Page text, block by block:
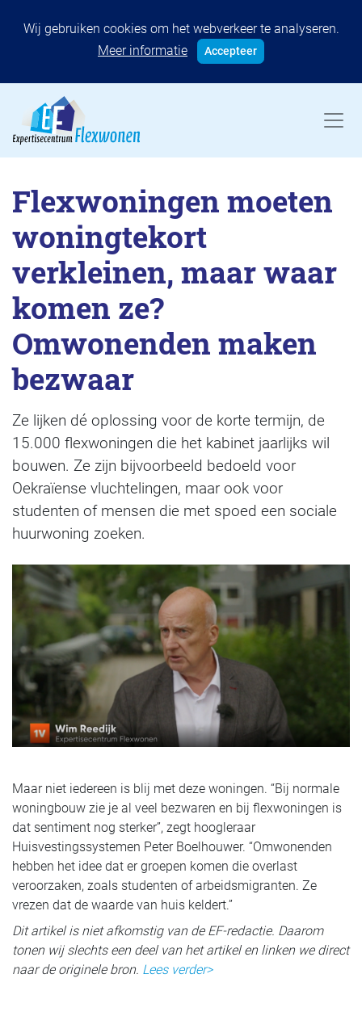
Wij gebruiken cookies om het webverkeer te analyseren.
Meer informatie
Accepteer
Flexwoningen moeten
woningtekort
verkleinen, maar waar
komen ze?
Omwonenden maken
bezwaar
Ze lijken dé oplossing voor de korte termijn, de
15.000 flexwoningen die het kabinet jaarlijks wil
bouwen. Ze zijn bijvoorbeeld bedoeld voor
Oekraïense vluchtelingen, maar ook voor
studenten of mensen die met spoed een sociale
huurwoning zoeken.
Maar niet iedereen is blij met deze woningen. “Bij normale
woningbouw zie je al veel bezwaren en bij flexwoningen is
dat sentiment nog sterker”, zegt hoogleraar
Huisvestingssystemen Peter Boelhouwer. “Omwonenden
hebben het idee dat er groepen komen die overlast
veroorzaken, zoals studenten of arbeidsmigranten. Ze
vrezen dat de waarde van huis keldert.”
Dit artikel is niet afkomstig van de EF-redactie. Daarom
tonen wij slechts een deel van het artikel en linken we direct
naar de originele bron. Lees verder>